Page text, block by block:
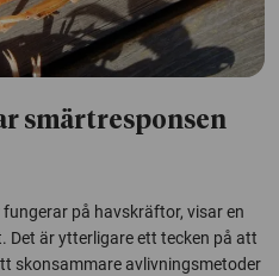
smärtresponsen
på havskräftor, visar en
Det är ytterligare ett tecken på att
skonsammare avlivningsmetoder